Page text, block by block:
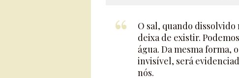
O sal, quando dissolvido
deixa de existir.
água. Da mesma forma,
invisível, será
nós.